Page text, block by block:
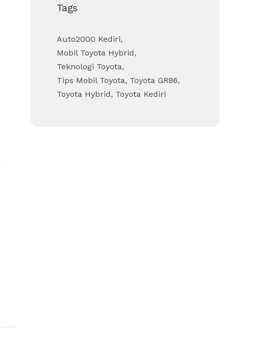
Tags
Auto2000 Kediri,
Mobil Toyota Hybrid,
Teknologi Toyota,
Tips Mobil Toyota, Toyota GR86,
Toyota Hybrid, Toyota Kediri